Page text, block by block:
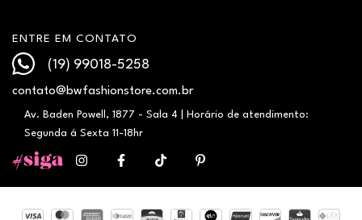
ENTRE EM CONTATO
(19) 99018-5258
contato@bwfashionstore.com.br
Av. Baden Powell, 1877 - Sala 4 | Horário de atendimento:
Segunda á Sexta 11-18hr